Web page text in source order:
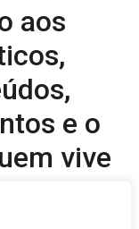
aos
e o
vive